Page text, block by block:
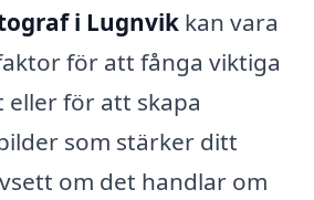
i Lugnvik kan vara
för att fånga viktiga
eller för att skapa
som stärker ditt
om det handlar om